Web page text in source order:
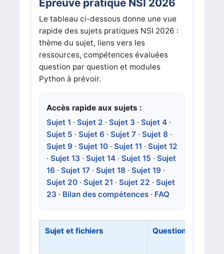
Épreuve pratique NSI 2026
Le tableau ci-dessous donne une vue
rapide des sujets pratiques NSI 2026 :
thème du sujet, liens vers les
ressources, compétences évaluées
question par question et modules
Python à prévoir.
Accès rapide aux sujets :
Sujet 1 · Sujet 2 · Sujet 3 · Sujet 4·
Sujet 5 · Sujet 6 · Sujet 7· Sujet 8 ·
Sujet 9 · Sujet 10· Sujet 11 · Sujet 12
· Sujet 13 · Sujet 14· Sujet 15 · Sujet
16 · Sujet 17· Sujet 18 · Sujet 19 ·
Sujet 20· Sujet 21 · Sujet 22 · Sujet
23 · Bilan des compétences· FAQ
Sujet et fichiers Questions /